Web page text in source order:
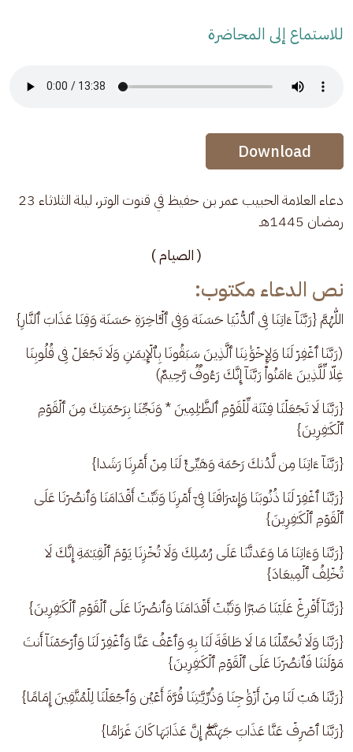
للاستماع إلى المحاضرة
Audio Stream
Audio Stream
Download
رمضان 1445هـ
( الصيام )
نص الدعاء مكتوب:
اللّٰهُمَّ {رَبَّنَاۤ ءَاتِنَا فِی ٱلدُّنۡیَا حَسَنَة وَفِی ٱلۡـَٔاخِرَةِ حَسَنَة وَقِنَا عَذَابَ ٱلنَّارِ}
(رَبَّنَا ٱغۡفِرۡ لَنَا وَلِإِخۡوَ ٰ⁠نِنَا ٱلَّذِینَ سَبَقُونَا بِٱلۡإِیمَـٰنِ وَلَا تَجۡعَلۡ فِی قُلُوبِنَا
غِلّا لِّلَّذِینَ ءَامَنُوا۟ رَبَّنَاۤ إِنَّكَ رَءُوفࣱ رَّحِیمٌ)
{رَبَّنَا لَا تَجۡعَلۡنَا فِتۡنَة لِّلۡقَوۡمِ ٱلظَّـٰلِمِینَ * وَنَجِّنَا بِرَحۡمَتِكَ مِنَ ٱلۡقَوۡمِ
ٱلۡكَـٰفِرِینَ}
{رَبَّنَاۤ ءَاتِنَا مِن لَّدُنكَ رَحۡمَة وَهَیِّئۡ لَنَا مِنۡ أَمۡرِنَا رَشَدا}
{رَبَّنَا ٱغۡفِرۡ لَنَا ذُنُوبَنَا وَإِسۡرَافَنَا فِیۤ أَمۡرِنَا وَثَبِّتۡ أَقۡدَامَنَا وَٱنصُرۡنَا عَلَى
ٱلۡقَوۡمِ ٱلۡكَـٰفِرِینَ}
{رَبَّنَا وَءَاتِنَا مَا وَعَدتَّنَا عَلَى رُسُلِكَ وَلَا تُخۡزِنَا یَوۡمَ ٱلۡقِیَـٰمَةِ إِنَّكَ لَا
تُخۡلِفُ ٱلۡمِیعَادَ}
{رَبَّنَاۤ أَفۡرِغۡ عَلَیۡنَا صَبۡرࣰا وَثَبِّتۡ أَقۡدَامَنَا وَٱنصُرۡنَا عَلَى ٱلۡقَوۡمِ ٱلۡكَـٰفِرِینَ}
{رَبَّنَا وَلَا تُحَمِّلۡنَا مَا لَا طَاقَةَ لَنَا بِهِ وَٱعۡفُ عَنَّا وَٱغۡفِرۡ لَنَا وَٱرۡحَمۡنَاۤ أَنتَ
مَوۡلَىٰنَا فَٱنصُرۡنَا عَلَى ٱلۡقَوۡمِ ٱلۡكَـٰفِرِینَ}
{رَبَّنَا هَبۡ لَنَا مِنۡ أَزۡوَ ٰ⁠جِنَا وَذُرِّیَّـٰتِنَا قُرَّةَ أَعۡیُن وَٱجۡعَلۡنَا لِلۡمُتَّقِینَ إِمَامًا}
{رَبَّنَا ٱصۡرِفۡ عَنَّا عَذَابَ جَهَنَّمَۖ إِنَّ عَذَابَهَا كَانَ غَرَامًا}